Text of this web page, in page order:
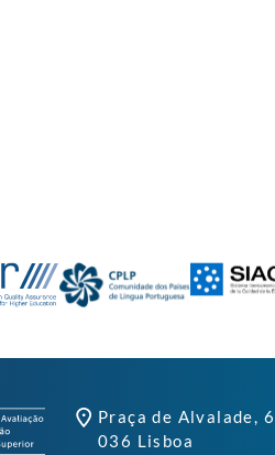
Praça de Alvalade,
036 Lisboa